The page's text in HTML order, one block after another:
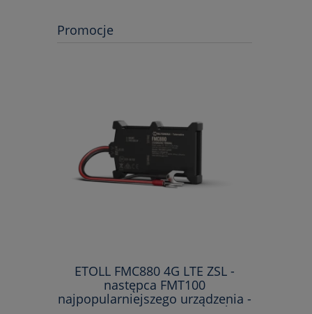
Promocje
ETOLL FMC880 4G LTE ZSL -
następca FMT100
najpopularniejszego urządzenia -